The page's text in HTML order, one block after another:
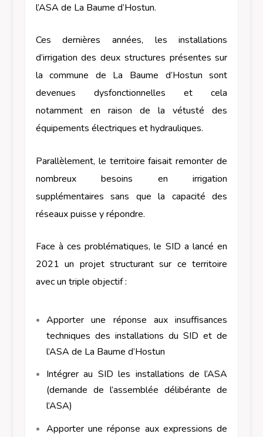
l’ASA de La Baume d’Hostun.
Ces dernières années, les installations
d’irrigation des deux structures présentes sur
la commune de La Baume d’Hostun sont
devenues dysfonctionnelles et cela
notamment en raison de la vétusté des
équipements électriques et hydrauliques.
Parallèlement, le territoire faisait remonter de
nombreux besoins en irrigation
supplémentaires sans que la capacité des
réseaux puisse y répondre.
Face à ces problématiques, le SID a lancé en
2021 un projet structurant sur ce territoire
avec un triple objectif :
Apporter une réponse aux insuffisances
techniques des installations du SID et de
l’ASA de La Baume d’Hostun
Intégrer au SID les installations de l’ASA
(demande de l’assemblée délibérante de
l’ASA)
Apporter une réponse aux expressions de